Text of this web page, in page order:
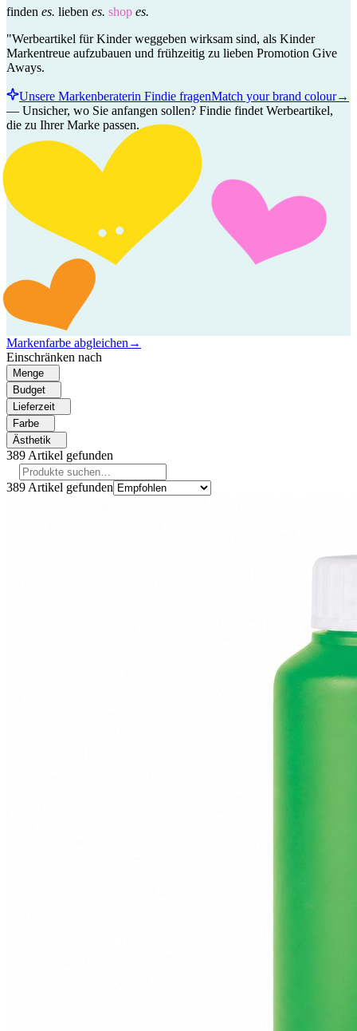
finden es. lieben es. shop es.
"Werbeartikel für Kinder weggeben wirksam sind, als Kinder
Markentreue aufzubauen und frühzeitig zu lieben Promotion Give
Aways.
Unsere Markenberaterin Findie fragenMatch your brand colour→
— Unsicher, wo Sie anfangen sollen? Findie findet Werbeartikel,
die zu Ihrer Marke passen.
Markenfarbe abgleichen →
Einschränken nach
Menge
Budget
Lieferzeit
Farbe
Ästhetik
389 Artikel gefunden
389 Artikel gefunden